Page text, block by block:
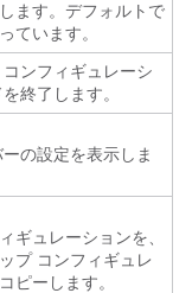
ます。デフォルトで
ています。
ンフィギュレーシ
終了します。
の設定を表示しま
ギュレーションを、
プ コンフィギュレ
ピーします。